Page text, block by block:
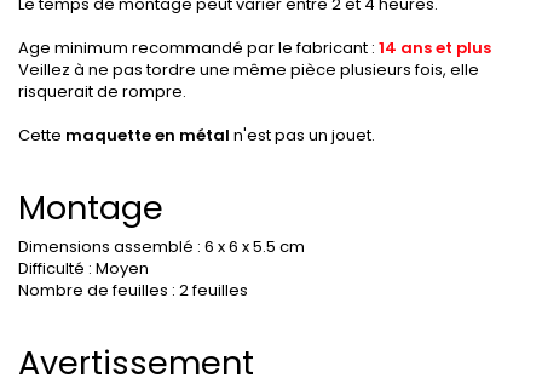
Age minimum recommandé par le fabricant : 14 ans et plus
Veillez à ne pas tordre une même pièce plusieurs fois, elle
risquerait de rompre.
Cette maquette en métal n'est pas un jouet.
Montage
Dimensions assemblé : 6 x 6 x 5.5 cm
Difficulté : Moyen
Nombre de feuilles : 2 feuilles
Avertissement